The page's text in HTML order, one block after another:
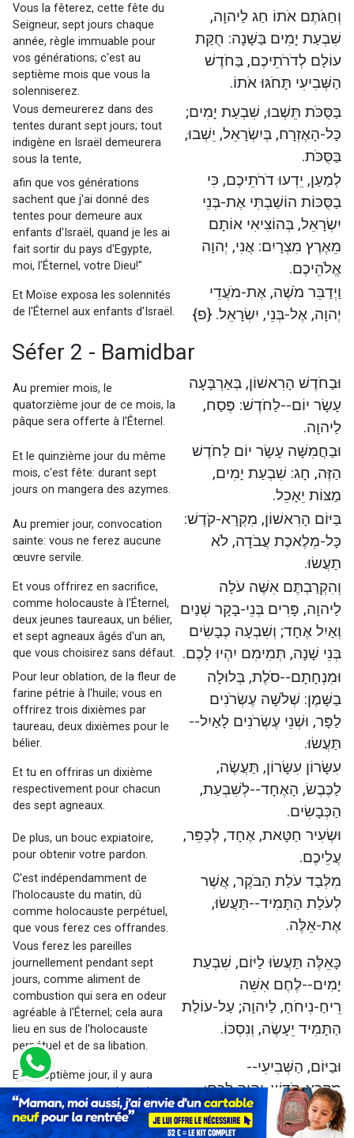
Vous la fêterez, cette fête du
Seigneur, sept jours chaque
année, règle immuable pour
vos générations; c'est au
septième mois que vous la
solenniserez.
וְחַגֹּתֶם אֹתוֹ חַג לַיהוָה,
שִׁבְעַת יָמִים בַּשָּׁנָה: חֻקַּת
עוֹלָם לְדֹרֹתֵיכֶם, בַּחֹדֶשׁ
הַשְּׁבִיעִי תָּחֹגּוּ אֹתוֹ.
Vous demeurerez dans des
tentes durant sept jours; tout
indigène en Israël demeurera
sous la tente,
בַּסֻּכֹּת תֵּשְׁבוּ, שִׁבְעַת יָמִים;
כָּל-הָאֶזְרָח, בְּיִשְׂרָאֵל, יֵשְׁבוּ,
בַּסֻּכֹּת.
afin que vos générations
sachent que j'ai donné des
tentes pour demeure aux
enfants d'Israël, quand je les ai
fait sortir du pays d'Egypte,
moi, l'Éternel, votre Dieu!"
לְמַעַן, יֵדְעוּ דֹרֹתֵיכֶם, כִּי
בַסֻּכּוֹת הוֹשַׁבְתִּי אֶת-בְּנֵי
יִשְׂרָאֵל, בְּהוֹצִיאִי אוֹתָם
מֵאֶרֶץ מִצְרָיִם: אֲנִי, יְהוָה
אֱלֹהֵיכֶם.
Et Moïse exposa les solennités
de l'Éternel aux enfants d'Israël.
וַיְדַבֵּר מֹשֶׁה, אֶת-מֹעֲדֵי
יְהוָה, אֶל-בְּנֵי, יִשְׂרָאֵל. {פ}
Séfer 2 - Bamidbar
Au premier mois, le
quatorzième jour de ce mois, la
pâque sera offerte à l'Éternel.
וּבַחֹדֶשׁ הָרִאשׁוֹן, בְּאַרְבָּעָה
עָשָׂר יוֹם--לַחֹדֶשׁ: פֶּסַח,
לַיהוָה.
Et le quinzième jour du même
mois, c'est fête: durant sept
jours on mangera des azymes.
וּבַחֲמִשָּׁה עָשָׂר יוֹם לַחֹדֶשׁ
הַזֶּה, חָג: שִׁבְעַת יָמִים,
מַצּוֹת יֵאָכֵל.
Au premier jour, convocation
sainte: vous ne ferez aucune
œuvre servile.
בַּיּוֹם הָרִאשׁוֹן, מִקְרָא-קֹדֶשׁ:
כָּל-מְלֶאכֶת עֲבֹדָה, לֹא
תַעֲשׂוּ.
Et vous offrirez en sacrifice,
comme holocauste à l'Éternel,
deux jeunes taureaux, un bélier,
et sept agneaux âgés d'un an,
que vous choisirez sans défaut.
וְהִקְרַבְתֶּם אִשֶּׁה עֹלָה
לַיהוָה, פָּרִים בְּנֵי-בָקָר שְׁנַיִם
וְאַיִל אֶחָד; וְשִׁבְעָה כְבָשִׂים
בְּנֵי שָׁנָה, תְּמִימִם יִהְיוּ לָכֶם.
Pour leur oblation, de la fleur de
farine pétrie à l'huile; vous en
offrirez trois dixièmes par
taureau, deux dixièmes pour le
bélier.
וּמִנְחָתָם--סֹלֶת, בְּלוּלָה
בַשָּׁמֶן: שְׁלֹשָׁה עֶשְׂרֹנִים
לַפָּר, וּשְׁנֵי עֶשְׂרֹנִים לָאַיִל--
תַּעֲשׂוּ.
Et tu en offriras un dixième
respectivement pour chacun
des sept agneaux.
עִשָּׂרוֹן עִשָּׂרוֹן, תַּעֲשֶׂה,
לַכֶּבֶשׂ, הָאֶחָד--לְשִׁבְעַת,
הַכְּבָשִׂים.
De plus, un bouc expiatoire,
pour obtenir votre pardon.
וּשְׂעִיר חַטָּאת, אֶחָד, לְכַפֵּר,
עֲלֵיכֶם.
C'est indépendamment de
l'holocauste du matin, dû
comme holocauste perpétuel,
que vous ferez ces offrandes.
מִלְּבַד עֹלַת הַבֹּקֶר, אֲשֶׁר
לְעֹלַת הַתָּמִיד--תַּעֲשׂוּ,
אֶת-אֵלֶּה.
Vous ferez les pareilles
journellement pendant sept
jours, comme aliment de
combustion qui sera en odeur
agréable à l'Éternel; cela aura
lieu en sus de l'holocauste
perpétuel et de sa libation.
כָּאֵלֶּה תַּעֲשׂוּ לַיּוֹם, שִׁבְעַת
יָמִים--לֶחֶם אִשֵּׁה
רֵיחַ-נִיחֹחַ, לַיהוָה; עַל-עוֹלַת
הַתָּמִיד יֵעָשֶׂה, וְנִסְכּוֹ.
Et le septième jour, il y aura
pour vous convocation sainte:
vous ne ferez aucune œuvre
servile.
וּבַיּוֹם, הַשְּׁבִיעִי--
מִקְרָא-קֹדֶשׁ, יִהְיֶה לָכֶם:
כָּל-מְלֶאכֶת עֲבֹדָה, לֹא
תַעֲשׂוּ. {ס}